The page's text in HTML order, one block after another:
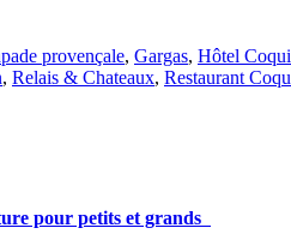
provençale, Gargas, Hôtel
, Relais & Chateaux, Restaurant
pour petits et grands